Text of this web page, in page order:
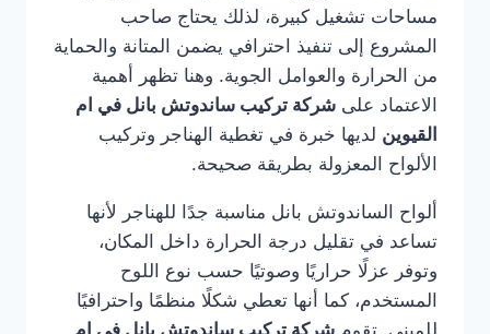
مساحات تشغيل كبيرة، لذلك يحتاج صاحب
المشروع إلى تنفيذ احترافي يضمن المتانة والحماية
من الحرارة والعوامل الجوية. وهنا تظهر أهمية
الاعتماد على شركة تركيب ساندوتش بانل في ام
القيوين لديها خبرة في تغطية الهناجر وتركيب
الألواح المعزولة بطريقة صحيحة.
ألواح الساندوتش بانل مناسبة جدًا للهناجر لأنها
تساعد في تقليل درجة الحرارة داخل المكان،
وتوفر عزلًا حراريًا وصوتيًا حسب نوع اللوح
المستخدم، كما أنها تعطي شكلًا منظمًا واحترافيًا